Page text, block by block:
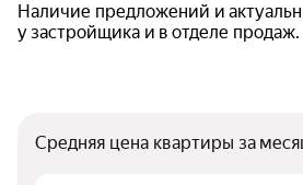
Наличие предложений и
у застройщика и в отделе продаж.
Средняя цена квартиры за